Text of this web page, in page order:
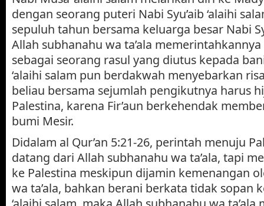
dengan seorang puteri Nabi Syu’aib ‘alaihi
sepuluh tahun bersama keluarga besar Nabi
Allah subhanahu wa ta’ala
sebagai seorang rasul yang diutus kepada
‘alaihi salam pun berdakwah menyebarkan
beliau bersama sejumlah pengikutnya harus
Palestina, karena Fir’aun berkehendak
bumi Mesir.
Didalam al Qur’an 5:21-26, perintah menuju
datang dari Allah subhanahu wa ta’ala, tapi
ke Palestina meskipun dijamin kemenangan
wa ta’ala, bahkan berani berkata tidak sopan